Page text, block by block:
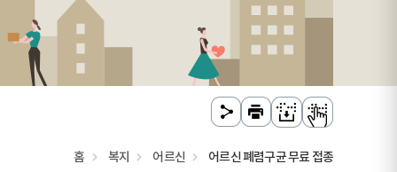
홈 복지 어르신 어르신 폐렴구균 무료 접종